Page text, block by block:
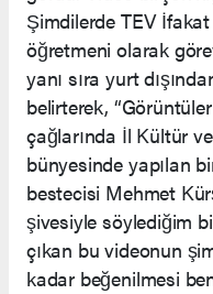
Şimdilerde TEV
öğretmeni olarak
yanı sıra yurt
belirterek,
çağlarında İl Kültür
bünyesinde yapılan
bestecisi Mehmet
şivesiyle söylediğim
çıkan bu videonun
kadar beğenilmesi